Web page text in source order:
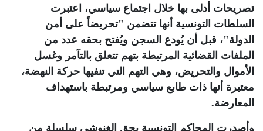
تصريحات أدلى بها خلال اجتماع سياسي، اعتبرت
السلطات التونسية أنها تتضمن "تحريضاً على أمن
الدولة"، قبل أن يُودع السجن ويُفتح بحقه عدد من
الملفات القضائية المرتبطة بتهم تتعلق بالتآمر وغسل
الأموال والتحريض، وهي التهم التي تنفيها حركة النهضة،
معتبرة أنها ذات طابع سياسي ومرتبطة باستهداف
المعارضة.
وأصدرت المحاكم التونسية بحق الغنوشي سلسلة من